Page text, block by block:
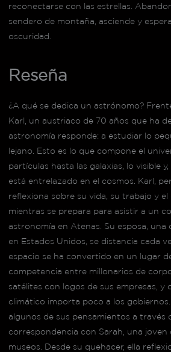
reconectarse con las estrellas.
sendero de montaña, asciende y
oscuridad.
Reseña
¿A qué se dedica un astrónomo?
Karl, un austriaco de 70 años que ha
astronomía responde: a estudiar lo
lejano. Esto es lo que compone el
partículas hasta las galaxias, lo visible
está entrelazado en el cosmos. Karl,
reflexiona sobre su vida, su trabajo y el
mientras se prepara para asistir a un
astronomía en Atenas. Su esposa, una
en Estados Unidos, se distancia cada
espacio se ha convertido en un lugar
competencia entre millonarios de
satélites con logos de sus empresas, y
climático importa poco a los
algunos de sus pensamientos a través
correspondencia con Sarah, una joven
museos. Desde su quehacer, ella